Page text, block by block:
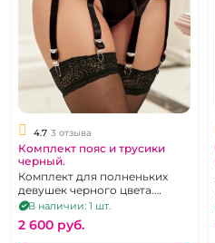
4.7 3 отзыва
Комплект пояс и трусики
черный.
Комплект для полненьких
девушек черного цвета.
Размер -52-54
В наличии: 1 шт.
2 600 pуб.